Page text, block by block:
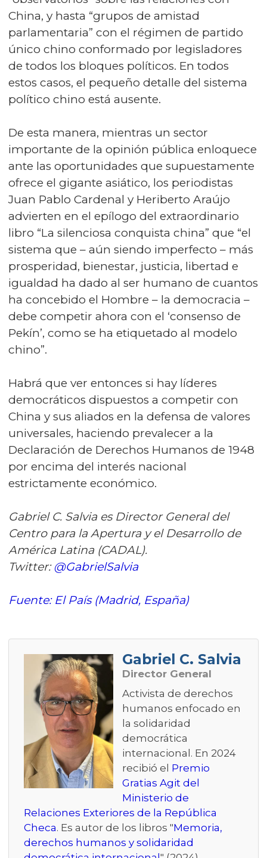
China, y hasta “grupos de amistad
parlamentaria” con el régimen de partido
único chino conformado por legisladores
de todos los bloques políticos. En todos
estos casos, el pequeño detalle del sistema
político chino está ausente.
De esta manera, mientras un sector
importante de la opinión pública enloquece
ante las oportunidades que supuestamente
ofrece el gigante asiático, los periodistas
Juan Pablo Cardenal y Heriberto Araújo
advierten en el epílogo del extraordinario
libro “La silenciosa conquista china” que “el
sistema que – aún siendo imperfecto – más
prosperidad, bienestar, justicia, libertad e
igualdad ha dado al ser humano de cuantos
ha concebido el Hombre – la democracia –
debe competir ahora con el ‘consenso de
Pekín’, como se ha etiquetado al modelo
chino”.
Habrá que ver entonces si hay líderes
democráticos dispuestos a competir con
China y sus aliados en la defensa de valores
universales, haciendo prevalecer a la
Declaración de Derechos Humanos de 1948
por encima del interés nacional
estrictamente económico.
Gabriel C. Salvia es Director General del
Centro para la Apertura y el Desarrollo de
América Latina (CADAL).
Twitter: @GabrielSalvia
Fuente: El País (Madrid, España)
Gabriel C. Salvia
Director General
Activista de derechos
humanos enfocado en
la solidaridad
democrática
internacional. En 2024
recibió el Premio
Gratias Agit del
Ministerio de
Relaciones Exteriores de la República
Checa. Es autor de los libros "Memoria,
derechos humanos y solidaridad